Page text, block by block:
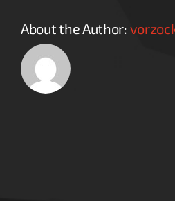
About the Author: